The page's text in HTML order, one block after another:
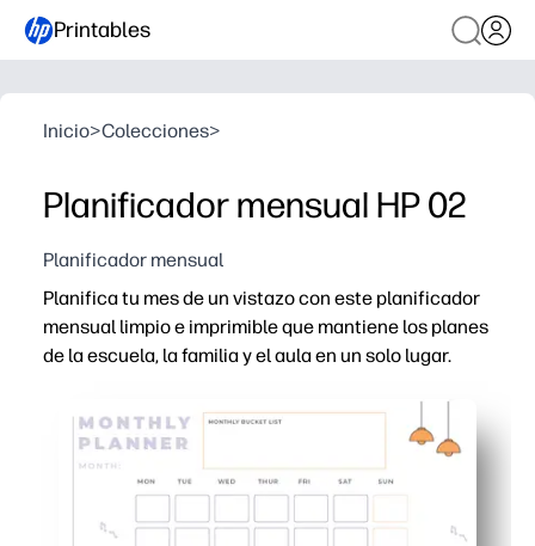
Printables
Inicio>Colecciones>
Planificador mensual HP 02
Planificador mensual
Planifica tu mes de un vistazo con este planificador
mensual limpio e imprimible que mantiene los planes
de la escuela, la familia y el aula en un solo lugar.
Configuración sin preparación: imprima desde casa y
Amplia cuadrícula mensual: suficiente espacio para
Apto para niños y preparado para profesores: